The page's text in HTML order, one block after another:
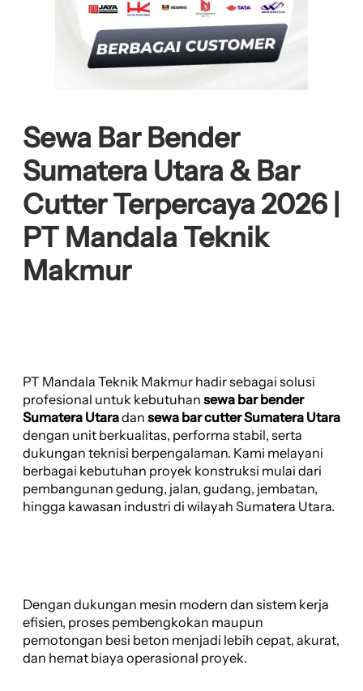
Sewa Bar Bender
Sumatera Utara & Bar
Cutter Terpercaya 2026 |
PT Mandala Teknik
Makmur
PT Mandala Teknik Makmur hadir sebagai solusi
profesional untuk kebutuhan sewa bar bender
Sumatera Utaradan sewa bar cutter Sumatera Utara
dengan unit berkualitas, performa stabil, serta
dukungan teknisi berpengalaman. Kami melayani
berbagai kebutuhan proyek konstruksi mulai dari
pembangunan gedung, jalan, gudang, jembatan,
hingga kawasan industri di wilayah Sumatera Utara.
Dengan dukungan mesin modern dan sistem kerja
efisien, proses pembengkokan maupun
pemotongan besi beton menjadi lebih cepat, akurat,
dan hemat biaya operasional proyek.